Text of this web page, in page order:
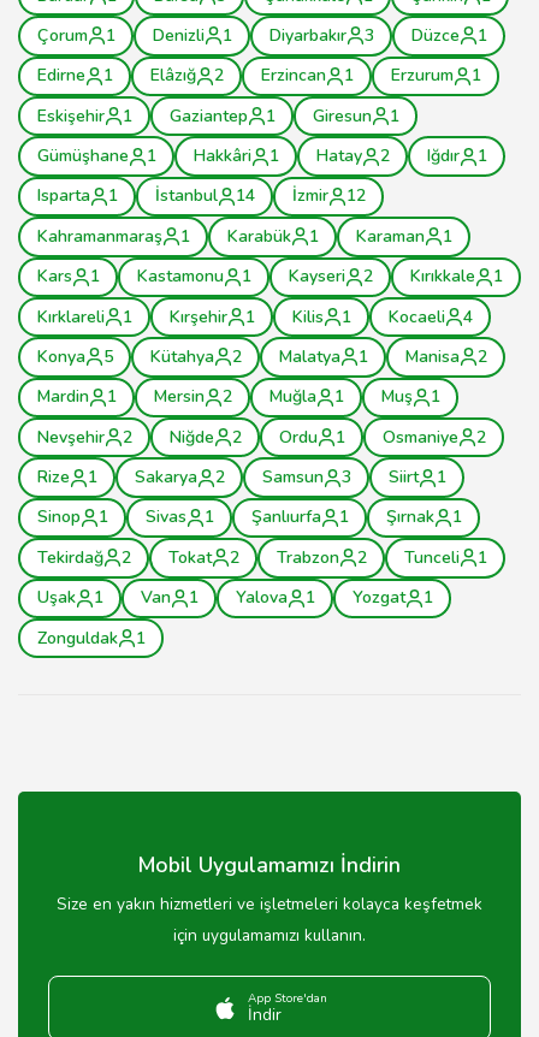
Çorum
1 Denizli 1 Diyarbakır 3 Düzce
1
Edirne
1 Elâzığ 2 Erzincan 1 Erzurum
1
Eskişehir
1 Gaziantep 1 Giresun
1
Gümüşhane
1 Hakkâri 1 Hatay 2 Iğdır
1
Isparta
1 İstanbul 14 İzmir
12
Kahramanmaraş
1 Karabük 1 Karaman
1
Kars
1 Kastamonu 1 Kayseri 2 Kırıkkale
1
Kırklareli
1 Kırşehir 1 Kilis 1 Kocaeli
4
Konya
5 Kütahya 2 Malatya 1 Manisa
2
Mardin
1 Mersin 2 Muğla 1 Muş
1
Nevşehir
2 Niğde 2 Ordu 1 Osmaniye
2
Rize
1 Sakarya 2 Samsun 3 Siirt
1
Sinop
1 Sivas 1 Şanlıurfa 1 Şırnak
1
Tekirdağ
2 Tokat 2 Trabzon 2 Tunceli
1
Uşak
1 Van 1 Yalova 1 Yozgat
1
Zonguldak
1
Mobil Uygulamamızı İndirin
Size en yakın hizmetleri ve işletmeleri kolayca keşfetmek
için uygulamamızı kullanın.
App Store'dan
İndir